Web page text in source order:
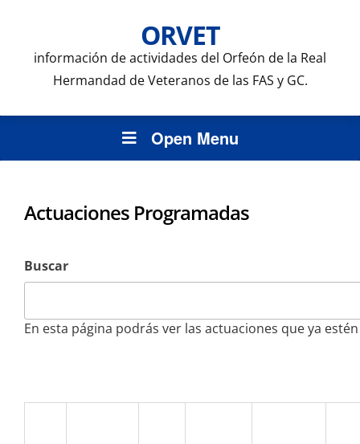
ORVET
información de actividades del Orfeón de la Real
Hermandad de Veteranos de las FAS y GC.
Open Menu
Actuaciones Programadas
Buscar
En esta página podrás ver las actuaciones que ya